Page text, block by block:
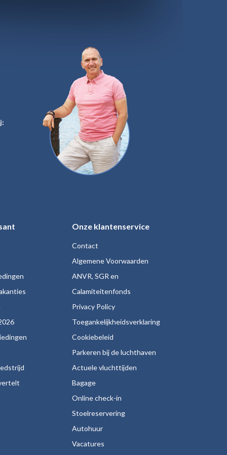
Onze klantenservice
Contact
Algemene Voorwaarden
ANVR, SGR en
Calamiteitenfonds
Privacy Policy
Toegankelijkheidsverklaring
Cookiebeleid
Parkeren bij de luchthaven
Actuele vluchttijden
Bagage
Online check-in
Stoelreservering
Autohuur
Vacatures